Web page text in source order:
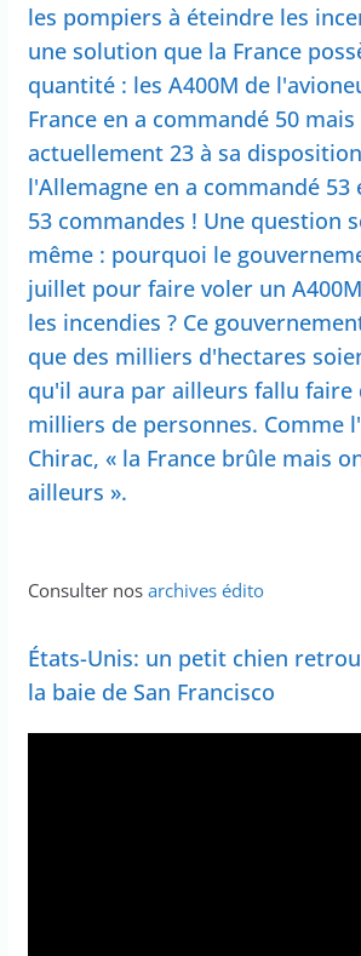
les pompiers à éteindre les
une solution que la France
quantité : les A400M de
France en a commandé 50 mais
actuellement 23 à sa
l'Allemagne en a commandé 53
53 commandes ! Une question
même : pourquoi le
juillet pour faire voler un
les incendies ? Ce
que des milliers d'hectares
qu'il aura par ailleurs fallu faire
milliers de personnes. Comme
Chirac, « la France brûle mais
ailleurs ».
Consulter nos archives édito
États-Unis: un petit chien
la baie de San Francisco